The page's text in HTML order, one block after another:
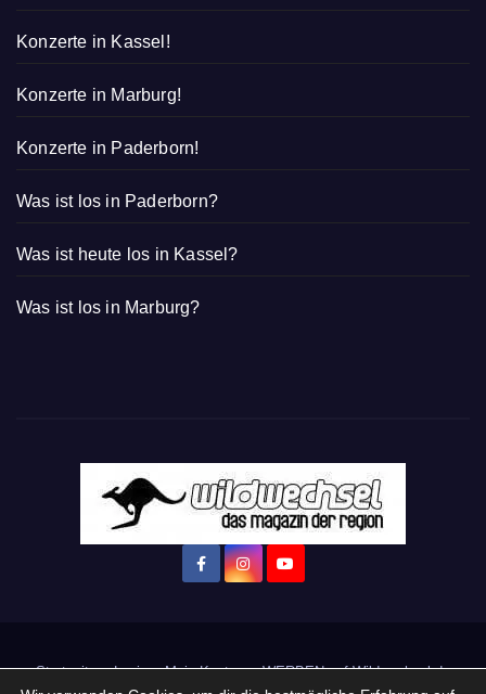
Konzerte in Kassel!
Konzerte in Marburg!
Konzerte in Paderborn!
Was ist los in Paderborn?
Was ist heute los in Kassel?
Was ist los in Marburg?
Startseite Login Mein Konto · WERBEN auf Wildwechsel.de